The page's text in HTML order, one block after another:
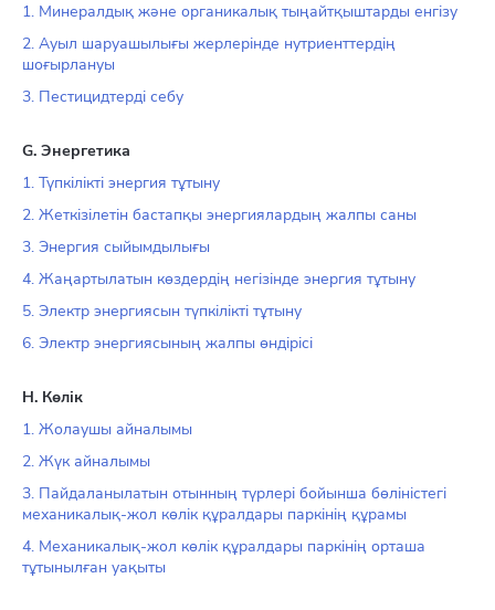
1. Минералдық және органикалық тыңайтқыштарды енгізу
2. Ауыл шаруашылығы жерлерінде нутриенттердің
шоғырлануы
3. Пестицидтерді себу
G. Энергетика
1. Түпкілікті энергия тұтыну
2. Жеткізілетін бастапқы энергиялардың жалпы саны
3. Энергия сыйымдылығы
4. Жаңартылатын көздердің негізінде энергия тұтыну
5. Электр энергиясын түпкілікті тұтыну
6. Электр энергиясының жалпы өндірісі
H. Көлік
1. Жолаушы айналымы
2. Жүк айналымы
3. Пайдаланылатын отынның түрлері бойынша бөліністегі
механикалық-жол көлік құралдары паркінің құрамы
4. Механикалық-жол көлік құралдары паркінің орташа
тұтынылған уақыты